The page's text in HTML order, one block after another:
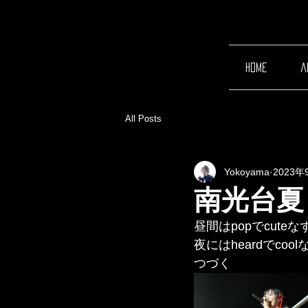
home
All Posts
南光台
Yokoyama 2023年
昼間はpopでcuteな
夜にはheardでcool
つづく